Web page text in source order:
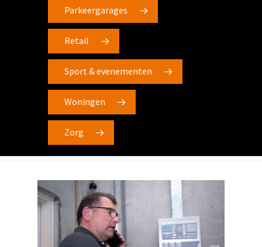
Parkeergarages
Retail
Sport & evenementen
Woningen
Zorg